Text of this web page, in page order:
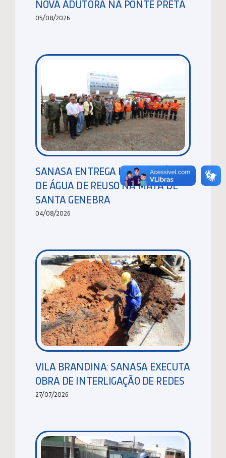
NOVA ADUTORA NA PONTE PRETA
05/08/2026
SANASA ENTREGA RESERVATÓRIO
DE ÁGUA DE REUSO NA MATA DE
SANTA GENEBRA
04/08/2026
VILA BRANDINA: SANASA EXECUTA
OBRA DE INTERLIGAÇÃO DE REDES
27/07/2026